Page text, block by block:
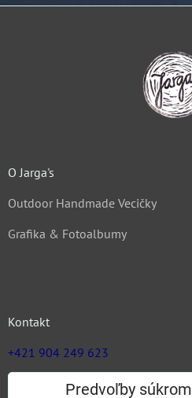
O Jarga's
Outdoor Handmade Vecičky
Grafika & Fotoalbumy
Kontakt
+421 904 249 623
zuz@jargas.skPredvoľby